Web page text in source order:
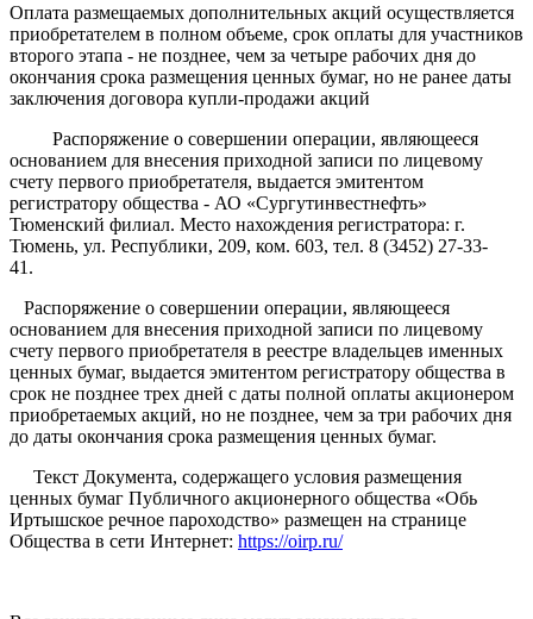
Оплата размещаемых дополнительных акций осуществляется
приобретателем в полном объеме, срок оплаты для участников
второго этапа - не позднее, чем за четыре рабочих дня до
окончания срока размещения ценных бумаг, но не ранее даты
заключения договора купли-продажи акций
Распоряжение о совершении операции, являющееся
основанием для внесения приходной записи по лицевому
счету первого приобретателя, выдается эмитентом
регистратору общества - АО «Сургутинвестнефть»
Тюменский филиал. Место нахождения регистратора: г.
Тюмень, ул. Республики, 209, ком. 603, тел. 8 (3452) 27-33-
41.
Распоряжение о совершении операции, являющееся
основанием для внесения приходной записи по лицевому
счету первого приобретателя в реестре владельцев именных
ценных бумаг, выдается эмитентом регистратору общества в
срок не позднее трех дней с даты полной оплаты акционером
приобретаемых акций, но не позднее, чем за три рабочих дня
до даты окончания срока размещения ценных бумаг.
Текст Документа, содержащего условия размещения
ценных бумаг Публичного акционерного общества «Обь
Иртышское речное пароходство» размещен на странице
Общества в сети Интернет: https://oirp.ru/